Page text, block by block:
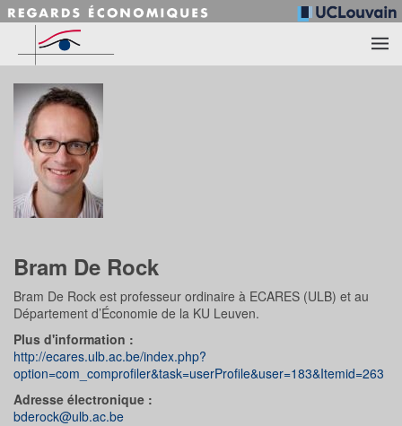
Accéder au contenu principal
Bram De Rock
Bram De Rock est professeur ordinaire à ECARES (ULB) et au
Département d’Économie de la KU Leuven.
Plus d'information :
http://ecares.ulb.ac.be/index.php?
option=com_comprofiler&task=userProfile&user=183&Itemid=263
Adresse électronique :
bderock@ulb.ac.be